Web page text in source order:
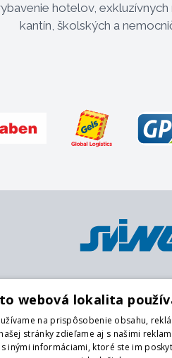
hotelov, exkluzívnych
kantín, školských a
vopred na účet
v hotovosti
Púchov
webová lokalita
na prispôsobenie obsahu,
stránky zdieľame aj s našimi
inými informáciami, ktoré ste im